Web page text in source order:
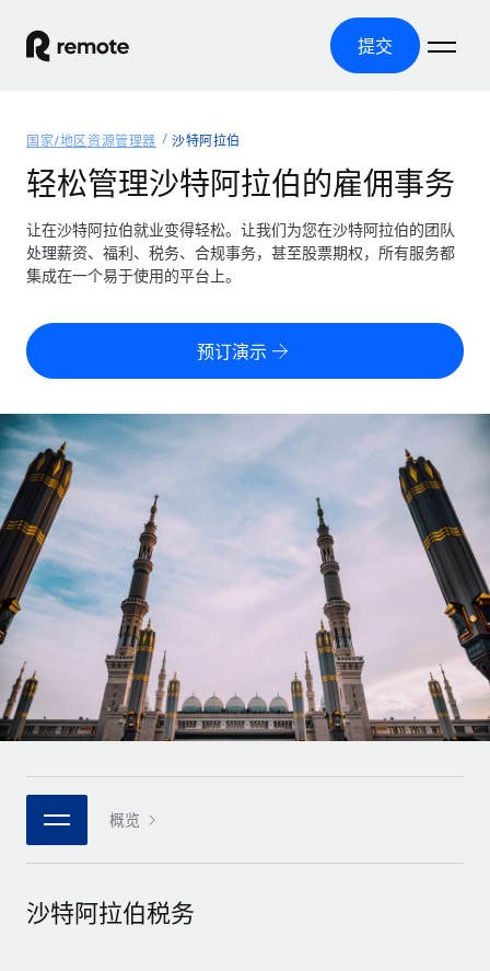
提交
产品
全球招聘
全球薪资管理
轻松运行合规薪资
零实体成本实现全球扩张
全球合规聘用合同工
合同工管理
全球合同工入职与管理
外包复杂雇佣任务
Remote Embedded
将人力资源无缝融入工作流程
团队的内置核心人力资源功能
连接 新的
使用我们的 MCP 将任何人工智能工具与 Remote 平台相连
借助核心业务工具简化流程
覆盖全球
美国各州浏览器
Remote 无惧对比
了解我们的竞争优势
成长阶段
初创企业
为成长型企业量身打造的全球敏捷型人力资源与薪资解决方案
中型市场
通过定制化人力资源解决方案扩展团队
企业
与我们携手合作
战略技术合作伙伴
资源
工具与计算器
误分类风险计算工具
员工成本计算器
计算任何国家的员工总成本
合同工薪酬结算计算器
探索全球合同工的结算货币选项与结算速度
通过 REMOTE 学习
研究与指引
案例研究
人力资源术语表
核对表和模板
职位描述库
网络研讨会
活动
定价
中文（简体）
English
Nederlands
Français
Español
Italiano
Português (Portugal)
日本語
한국어
登录
国家/地区资源管理器 沙特阿拉伯
轻松管理沙特阿拉伯的雇佣事务
让在沙特阿拉伯就业变得轻松。让我们为您在沙特阿拉伯的团队
处理薪资、福利、税务、合规事务，甚至股票期权，所有服务都
集成在一个易于使用的平台上。
预订演示
概览
沙特阿拉伯税务